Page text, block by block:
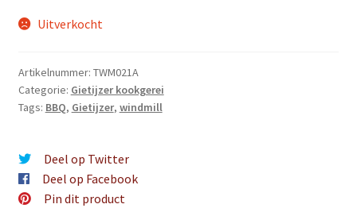
Uitverkocht
Artikelnummer: TWM021A
Categorie: Gietijzer kookgerei
Tags: BBQ, Gietijzer, windmill
Deel op Twitter
Deel op Facebook
Pin dit product